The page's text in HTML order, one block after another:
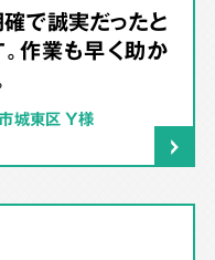
で誠実だったと
作業も早く助か
城東区 Y様